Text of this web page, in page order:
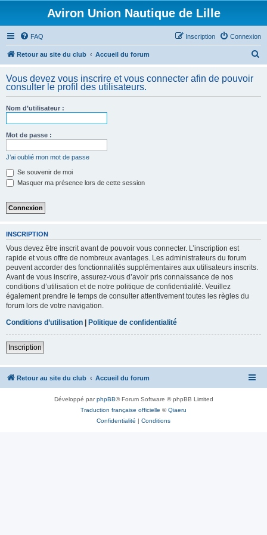
Aviron Union Nautique de Lille
FAQ Connexion
Inscription
Retour au site du club Accueil du forum
h
Vous devez vous inscrire et vous connecter afin de pouvoir
consulter le profil des utilisateurs.
Nom d’utilisateur :
Mot de passe :
J’ai oublié mon mot de passe
Se souvenir de moi
Masquer ma présence lors de cette session
INSCRIPTION
Vous devez être inscrit avant de pouvoir vous connecter. L’inscription est
rapide et vous offre de nombreux avantages. Les administrateurs du forum
peuvent accorder des fonctionnalités supplémentaires aux utilisateurs inscrits.
Avant de vous inscrire, assurez-vous d’avoir pris connaissance de nos
conditions d’utilisation et de notre politique de confidentialité. Veuillez
également prendre le temps de consulter attentivement toutes les règles du
forum lors de votre navigation.
Conditions d’utilisation | Politique de confidentialité
Inscription
Retour au site du club Accueil du forum
Développé parphpBB® Forum Software © phpBB Limited
Traduction française officielle ©Qiaeru
Confidentialité | Conditions